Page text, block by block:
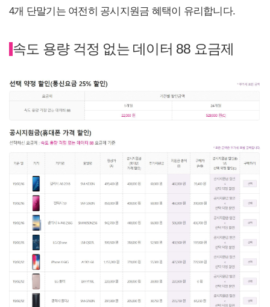
4개 단말기는 여전히 공시지원금 혜택이 유리합니다.
속도 용량 걱정 없는 데이터 88 요금제